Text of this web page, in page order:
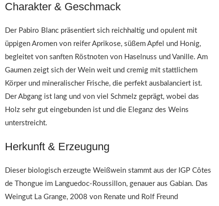
Charakter & Geschmack
Der Pabiro Blanc präsentiert sich reichhaltig und opulent mit
üppigen Aromen von reifer Aprikose, süßem Apfel und Honig,
begleitet von sanften Röstnoten von Haselnuss und Vanille. Am
Gaumen zeigt sich der Wein weit und cremig mit stattlichem
Körper und mineralischer Frische, die perfekt ausbalanciert ist.
Der Abgang ist lang und von viel Schmelz geprägt, wobei das
Holz sehr gut eingebunden ist und die Eleganz des Weins
unterstreicht.
Herkunft & Erzeugung
Dieser biologisch erzeugte Weißwein stammt aus der IGP Côtes
de Thongue im Languedoc-Roussillon, genauer aus Gabian. Das
Weingut La Grange, 2008 von Renate und Rolf Freund